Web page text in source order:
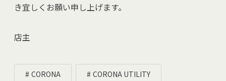
き宜しくお願い申し上げます。
店主
CORONA CORONA UTILITY